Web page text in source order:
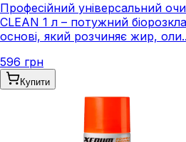
Професійний універсальний
CLEAN 1 л – потужний
основі, який розчиняє жир,
596 грн
Купити